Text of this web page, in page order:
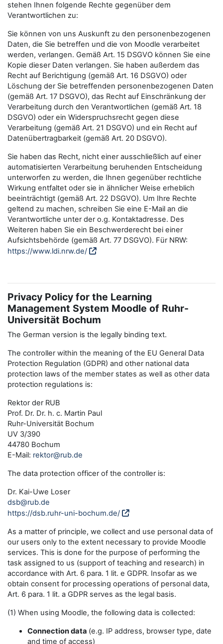
stehen Ihnen folgende Rechte gegenüber dem
Verantwortlichen zu:
Sie können von uns Auskunft zu den personenbezogenen
Daten, die Sie betreffen und die von Moodle verarbeitet
werden, verlangen. Gemäß Art. 15 DSGVO können Sie eine
Kopie dieser Daten verlangen. Sie haben außerdem das
Recht auf Berichtigung (gemäß Art. 16 DSGVO) oder
Löschung der Sie betreffenden personenbezogenen Daten
(gemäß Art. 17 DSGVO), das Recht auf Einschränkung der
Verarbeitung durch den Verantwortlichen (gemäß Art. 18
DSGVO) oder ein Widerspruchsrecht gegen diese
Verarbeitung (gemäß Art. 21 DSGVO) und ein Recht auf
Datenübertragbarkeit (gemäß Art. 20 DSGVO).
Sie haben das Recht, nicht einer ausschließlich auf einer
automatisierten Verarbeitung beruhenden Entscheidung
unterworfen zu werden, die Ihnen gegenüber rechtliche
Wirkung entfaltet oder sie in ähnlicher Weise erheblich
beeinträchtigt (gemäß Art. 22 DSGVO). Um Ihre Rechte
geltend zu machen, schreiben Sie eine E-Mail an die
Verantwortliche unter der o.g. Kontaktadresse. Des
Weiteren haben Sie ein Beschwerderecht bei einer
Aufsichtsbehörde (gemäß Art. 77 DSGVO). Für NRW:
https://www.ldi.nrw.de/
Privacy Policy for the Learning
Management System Moodle of Ruhr-
Universität Bochum
The German version is the legally binding text.
The controller within the meaning of the EU General Data
Protection Regulation (GDPR) and other national data
protection laws of the member states as well as other data
protection regulations is:
Rektor der RUB
Prof. Dr. Dr. h. c. Martin Paul
Ruhr-Universität Bochum
UV 3/390
44780 Bochum
E-Mail: rektor@rub.de
The data protection officer of the controller is:
Dr. Kai-Uwe Loser
dsb@rub.de
https://dsb.ruhr-uni-bochum.de/
As a matter of principle, we collect and use personal data of
our users only to the extent necessary to provide Moodle
services. This is done for the purpose of performing the
task assigned to us (support of teaching and research) in
accordance with Art. 6 para. 1 lit. e GDPR. Insofar as we
obtain consent for processing operations of personal data,
Art. 6 para. 1 lit. a GDPR serves as the legal basis.
(1) When using Moodle, the following data is collected:
Connection data (e.g. IP address, browser type, date
and time of access)